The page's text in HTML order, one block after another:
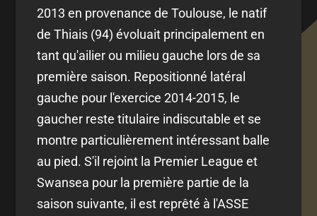
2013 en provenance de Toulouse, le natif
de Thiais (94) évoluait principalement en
tant qu'ailier ou milieu gauche lors de sa
première saison. Repositionné latéral
gauche pour l'exercice 2014-2015, le
gaucher reste titulaire indiscutable et se
montre particulièrement intéressant balle
au pied. S'il rejoint la Premier League et
Swansea pour la première partie de la
saison suivante, il est reprêté à l'ASSE